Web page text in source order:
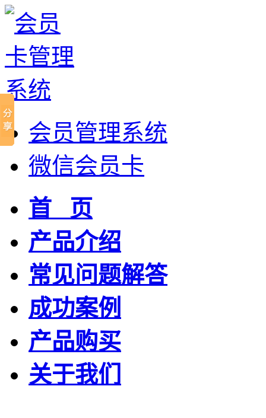
会员管理系统
微信会员卡
首 页
产品介绍
常见问题解答
成功案例
产品购买
关于我们